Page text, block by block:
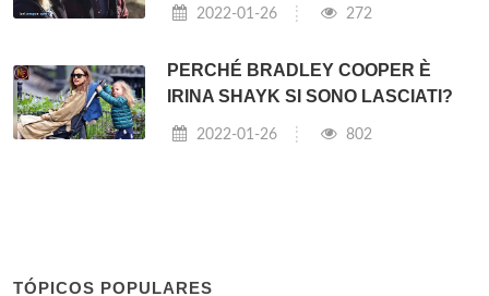
2022-01-26 272
PERCHÉ BRADLEY COOPER È
IRINA SHAYK SI SONO LASCIATI?
2022-01-26 802
TÓPICOS POPULARES